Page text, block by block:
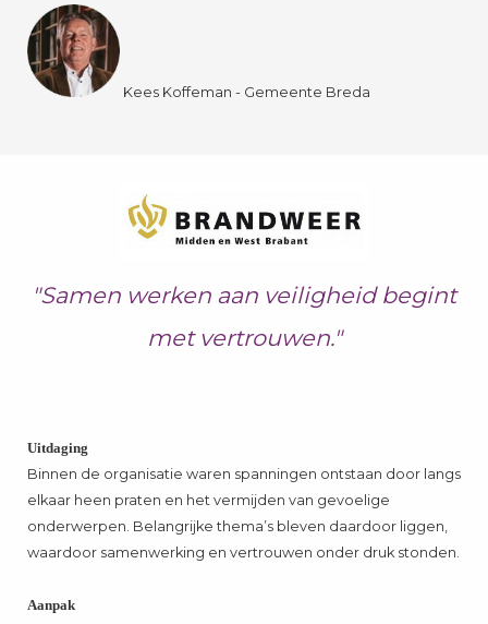
Kees Koffeman - Gemeente Breda
"Samen werken aan veiligheid begint
met vertrouwen."
Uitdaging
Binnen de organisatie waren spanningen ontstaan door langs
elkaar heen praten en het vermijden van gevoelige
onderwerpen. Belangrijke thema’s bleven daardoor liggen,
waardoor samenwerking en vertrouwen onder druk stonden.
Aanpak